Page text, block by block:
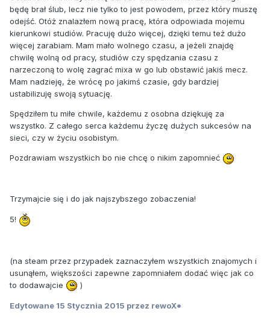
będę brał ślub, lecz nie tylko to jest powodem, przez który muszę
odejść. Otóż znalazłem nową pracę, która odpowiada mojemu
kierunkowi studiów. Pracuję dużo więcej, dzięki temu też dużo
więcej zarabiam. Mam mało wolnego czasu, a jeżeli znajdę
chwilę wolną od pracy, studiów czy spędzania czasu z
narzeczoną to wolę zagrać mixa w go lub obstawić jakiś mecz.
Mam nadzieję, że wrócę po jakimś czasie, gdy bardziej
ustabilizuję swoją sytuację.
Spędziłem tu miłe chwile, każdemu z osobna dziękuję za
wszystko. Z całego serca każdemu życzę dużych sukcesów na
sieci, czy w życiu osobistym.
Pozdrawiam wszystkich bo nie chcę o nikim zapomnieć
Trzymajcie się i do jak najszybszego zobaczenia!
5!
(na steam przez przypadek zaznaczyłem wszystkich znajomych i
usunąłem, większości zapewne zapomniałem dodać więc jak co
to dodawajcie
)
Edytowane 15 Stycznia 2015 przez rewoX*